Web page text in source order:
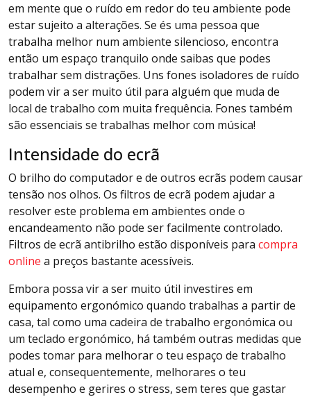
em mente que o ruído em redor do teu ambiente pode
estar sujeito a alterações. Se és uma pessoa que
trabalha melhor num ambiente silencioso, encontra
então um espaço tranquilo onde saibas que podes
trabalhar sem distrações. Uns fones isoladores de ruído
podem vir a ser muito útil para alguém que muda de
local de trabalho com muita frequência. Fones também
são essenciais se trabalhas melhor com música!
Intensidade do ecrã
O brilho do computador e de outros ecrãs podem causar
tensão nos olhos. Os filtros de ecrã podem ajudar a
resolver este problema em ambientes onde o
encandeamento não pode ser facilmente controlado.
Filtros de ecrã antibrilho estão disponíveis para compra
online a preços bastante acessíveis.
Embora possa vir a ser muito útil investires em
equipamento ergonómico quando trabalhas a partir de
casa, tal como uma cadeira de trabalho ergonómica ou
um teclado ergonómico, há também outras medidas que
podes tomar para melhorar o teu espaço de trabalho
atual e, consequentemente, melhorares o teu
desempenho e gerires o stress, sem teres que gastar